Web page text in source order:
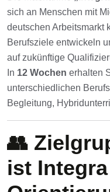
sich an Menschen mit
deutschen Arbeitsmarkt
Berufsziele entwickeln
auf zukünftige
In 12 Wochen erhalten
unterschiedlichen
Begleitung,
👥
ist